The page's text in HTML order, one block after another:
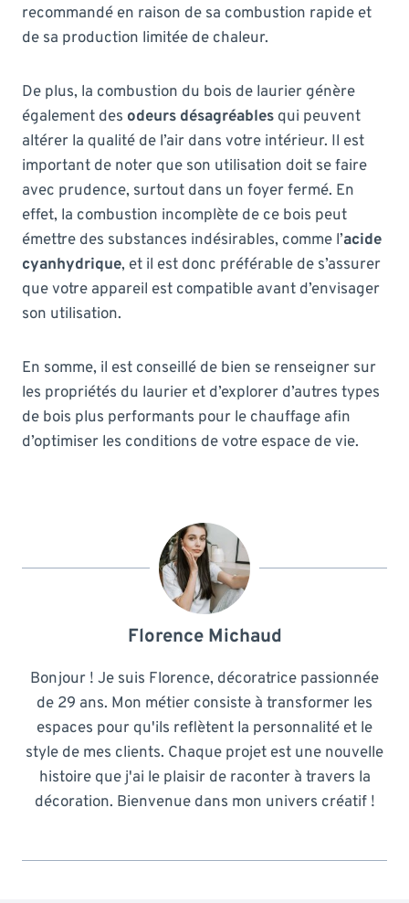
recommandé en raison de sa combustion rapide et
de sa production limitée de chaleur.
De plus, la combustion du bois de laurier génère
également des odeurs désagréables qui peuvent
altérer la qualité de l’air dans votre intérieur. Il est
important de noter que son utilisation doit se faire
avec prudence, surtout dans un foyer fermé. En
effet, la combustion incomplète de ce bois peut
émettre des substances indésirables, comme l’acide
cyanhydrique, et il est donc préférable de s’assurer
que votre appareil est compatible avant d’envisager
son utilisation.
En somme, il est conseillé de bien se renseigner sur
les propriétés du laurier et d’explorer d’autres types
de bois plus performants pour le chauffage afin
d’optimiser les conditions de votre espace de vie.
Florence Michaud
Bonjour ! Je suis Florence, décoratrice passionnée
de 29 ans. Mon métier consiste à transformer les
espaces pour qu'ils reflètent la personnalité et le
style de mes clients. Chaque projet est une nouvelle
histoire que j'ai le plaisir de raconter à travers la
décoration. Bienvenue dans mon univers créatif !